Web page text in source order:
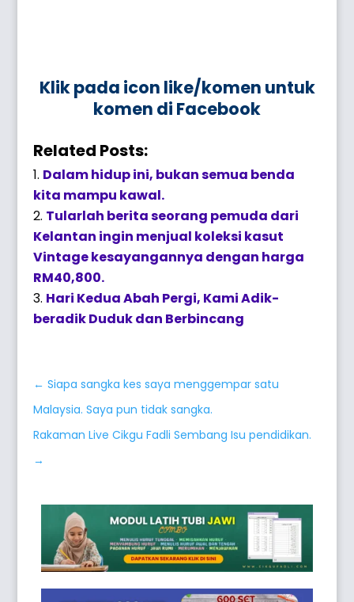
Klik pada icon like/komen untuk
komen di Facebook
Related Posts:
Dalam hidup ini, bukan semua benda
kita mampu kawal.
Tularlah berita seorang pemuda dari
Kelantan ingin menjual koleksi kasut
Vintage kesayangannya dengan harga
RM40,800.
Hari Kedua Abah Pergi, Kami Adik-
beradik Duduk dan Berbincang
←Siapa sangka kes saya menggempar satu
Malaysia. Saya pun tidak sangka.
Rakaman Live Cikgu Fadli Sembang Isu pendidikan.
→